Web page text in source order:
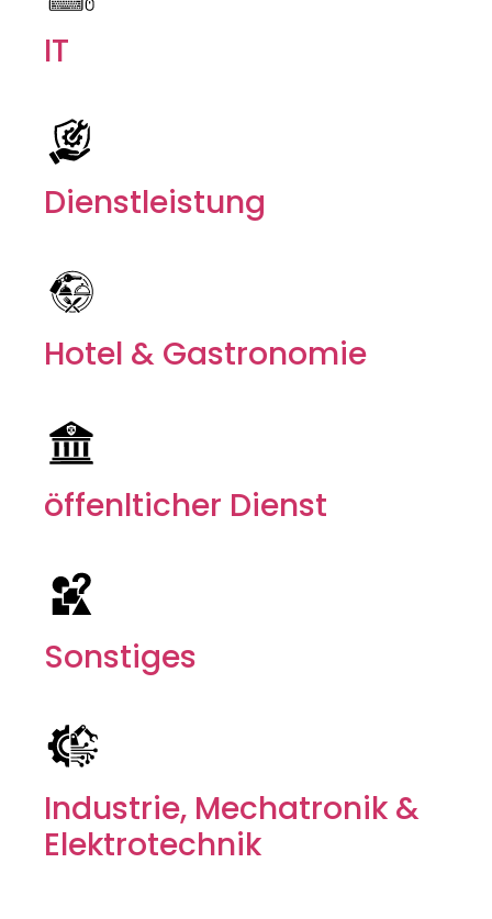
IT
Dienstleistung
Hotel & Gastronomie
öffenlticher Dienst
Sonstiges
Industrie, Mechatronik &
Elektrotechnik